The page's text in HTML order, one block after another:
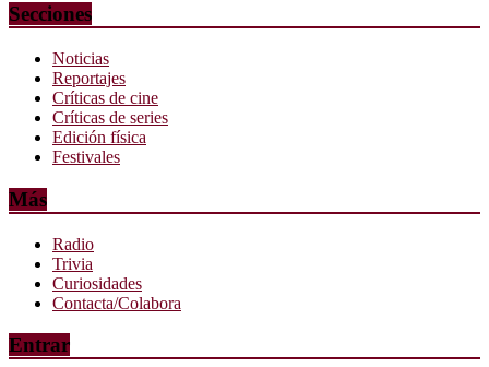
Secciones
Noticias
Reportajes
Críticas de cine
Críticas de series
Edición física
Festivales
Más
Radio
Trivia
Curiosidades
Contacta/Colabora
Entrar